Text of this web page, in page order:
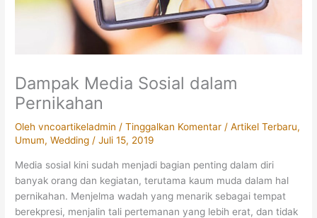
Dampak Media Sosial dalam
Pernikahan
Olehvncoartikeladmin /Tinggalkan Komentar /Artikel Terbaru,
Umum,Wedding /Juli 15, 2019
Media sosial kini sudah menjadi bagian penting dalam diri
banyak orang dan kegiatan, terutama kaum muda dalam hal
pernikahan. Menjelma wadah yang menarik sebagai tempat
berekpresi, menjalin tali pertemanan yang lebih erat, dan tidak